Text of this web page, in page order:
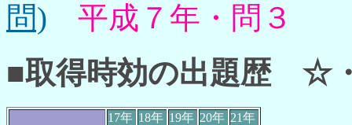
問)
平成７年・問３
■取得時効の出題歴 ☆
17年 18年 19年 20年 21年